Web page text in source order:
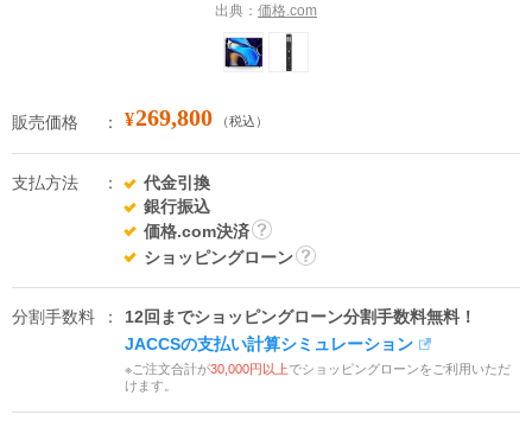
出典： 価格.com
販売価格 ¥269,800 （税込）
支払方法
代金引換
銀行振込
価格.com決済
詳
ショッピングローン
分割手数料
12回までショッピングローン分割手数料無料！
JACCSの支払い計算シミュレーション
※ご注文合計が30,000円以上でショッピングローンをご利用いただ
けます。